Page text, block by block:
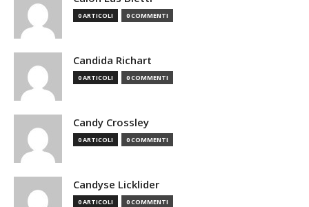
0 ARTICOLI 0 COMMENTI
Candida Richart
0 ARTICOLI 0 COMMENTI
Candy Crossley
0 ARTICOLI 0 COMMENTI
Candyse Licklider
0 ARTICOLI 0 COMMENTI